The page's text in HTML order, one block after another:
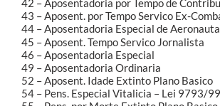
43 – Aposent. por Tempo Servico Ex-
44 – Aposentadoria Especial de Aeronauta
45 – Aposent. Tempo Servico Jornalista
46 – Aposentadoria Especial
49 – Aposentadoria Ordinaria
52 – Aposent. Idade Extinto Plano Basico
54 – Pens. Especial Vitalicia – Lei 9793/99